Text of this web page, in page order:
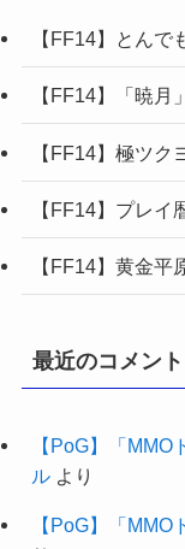
【FF14】とんで
【FF14】「暁
【FF14】極ツ
【FF14】プレイ
【FF14】黄金
最近のコメント
【PoG】「
ルより
【PoG】「